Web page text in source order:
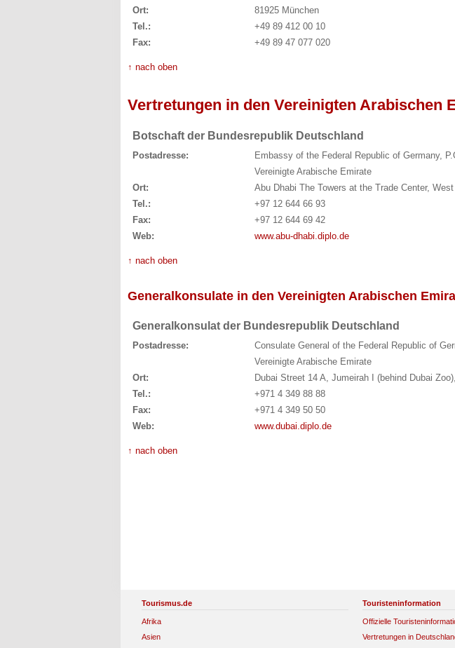
Ort:
81925 München
Tel.:
+49 89 412 00 10
Fax:
+49 89 47 077 020
↑ nach oben
Vertretungen in den Vereinigten Arabischen
Botschaft der Bundesrepublik Deutschland
Postadresse:
Embassy of the Federal Republic of Germany,
Vereinigte Arabische Emirate
Ort:
Abu Dhabi The Towers at the Trade Center,
Tel.:
+97 12 644 66 93
Fax:
+97 12 644 69 42
Web:
www.abu-dhabi.diplo.de
↑ nach oben
Generalkonsulate in den Vereinigten Arabischen
Generalkonsulat der Bundesrepublik Deutschland
Postadresse:
Consulate General of the Federal Republic of
Vereinigte Arabische Emirate
Ort:
Dubai Street 14 A, Jumeirah I (behind Dubai
Tel.:
+971 4 349 88 88
Fax:
+971 4 349 50 50
Web:
www.dubai.diplo.de
↑ nach oben
Tourismus.de
Afrika
Asien
Touristeninformation
Offizielle
Vertretungen in